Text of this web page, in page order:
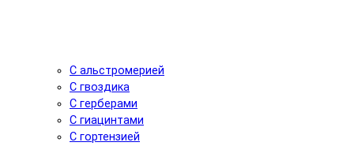
С альстромерией
С гвоздика
С герберами
С гиацинтами
С гортензией